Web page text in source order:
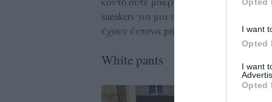
I want
Opted
I want
Opted
sneakers για μια απλή βόλτα, αλλά και
έχουν έντονα prints ή μοτίβα
White pants